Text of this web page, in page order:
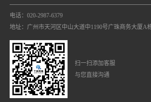
电话：020-2987-6379
地址：广州市天河区中山大道中1190号广珠商务大厦A
扫一扫添加客服
与您直接沟通